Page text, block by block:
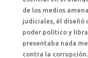
de los medios
judiciales, él diseñó
poder político y
presentaba nada
contra la corrupción.